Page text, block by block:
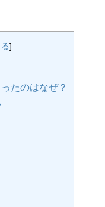
]
たのはなぜ？